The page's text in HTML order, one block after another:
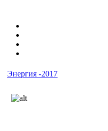
Энергия -2017